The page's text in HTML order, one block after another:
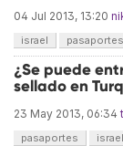
04 Jul 2013, 13:20
israel pasaportes
¿Se puede
sellado en
23 May 2013, 06:34
pasaportes israel